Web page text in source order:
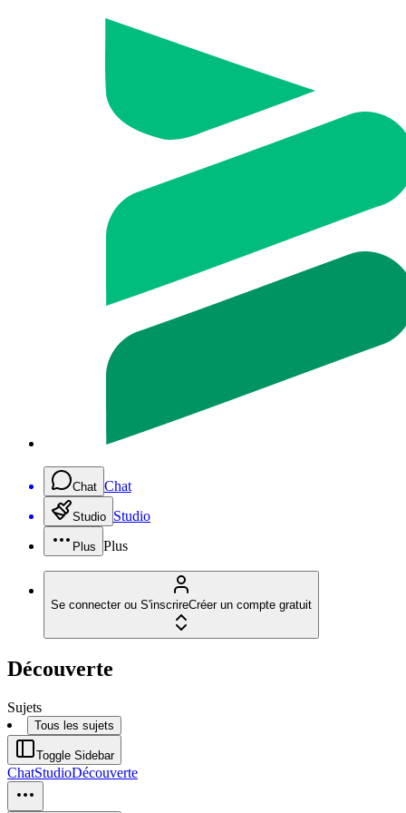
Chat Chat
Studio Studio
Plus Plus
Se connecter ou S'inscrireCréer un compte gratuit
Découverte
Sujets
Tous les sujets
Toggle Sidebar
ChatStudioDécouverte